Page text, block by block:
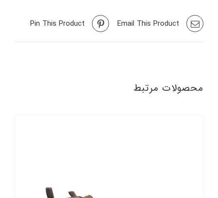
Pin This Product Email This Product
محصولات مرتبط